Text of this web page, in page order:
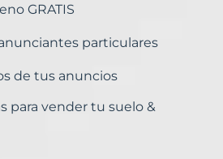
GRATIS
particulares
de tus anuncios
para vender tu suelo &